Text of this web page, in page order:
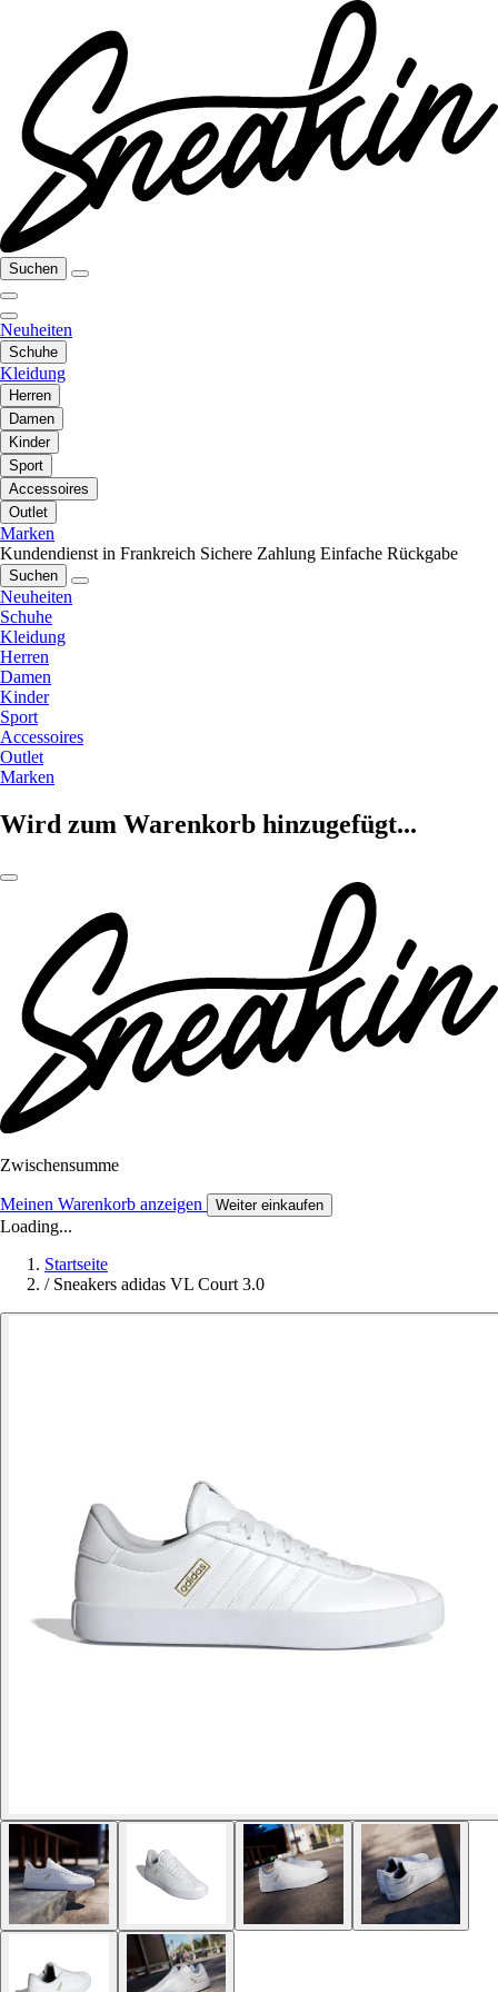
Suchen
Neuheiten
Schuhe
Kleidung
Herren
Damen
Kinder
Sport
Accessoires
Outlet
Marken
Kundendienst in Frankreich Sichere Zahlung Einfache Rückgabe
Suchen
Neuheiten
Schuhe
Kleidung
Herren
Damen
Kinder
Sport
Accessoires
Outlet
Marken
Wird zum Warenkorb hinzugefügt...
Zwischensumme
Meinen Warenkorb anzeigen Weiter einkaufen
Loading...
Startseite
/ Sneakers adidas VL Court 3.0